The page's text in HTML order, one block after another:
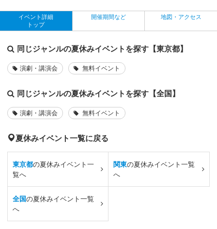
イベント詳細
トップ
開催期間など 地図・アクセス
同じジャンルの夏休みイベントを探す【東京都】
演劇・講演会 無料イベント
同じジャンルの夏休みイベントを探す【全国】
演劇・講演会 無料イベント
夏休みイベント一覧に戻る
東京都の夏休みイベント一
覧へ
関東の夏休みイベント一覧
へ
全国の夏休みイベント一覧
へ